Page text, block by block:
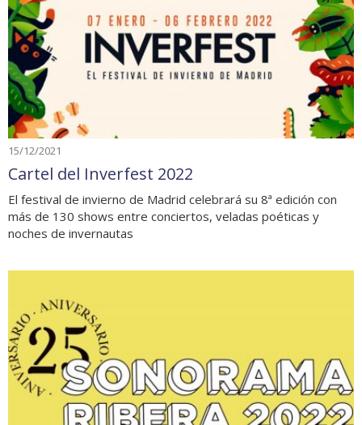
15/12/2021
Cartel del Inverfest 2022
El festival de invierno de Madrid celebrará su 8ª edición con
más de 130 shows entre conciertos, veladas poéticas y
noches de invernautas